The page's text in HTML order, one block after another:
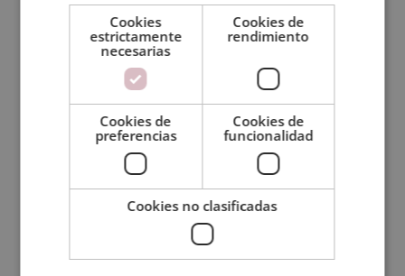
Esneca Business School
recoge el Sello Cum
Laude 2020
Emagister
Categorías de cursos
Formación Profesional
Másters y cursos de calidad y medio ambiente
Másters y cursos de comercio
Cookies
estrictamente
necesarias
Cookies de
rendimiento
Cookies de
preferencias
Cookies de
funcionalidad
Cookies no clasificadas